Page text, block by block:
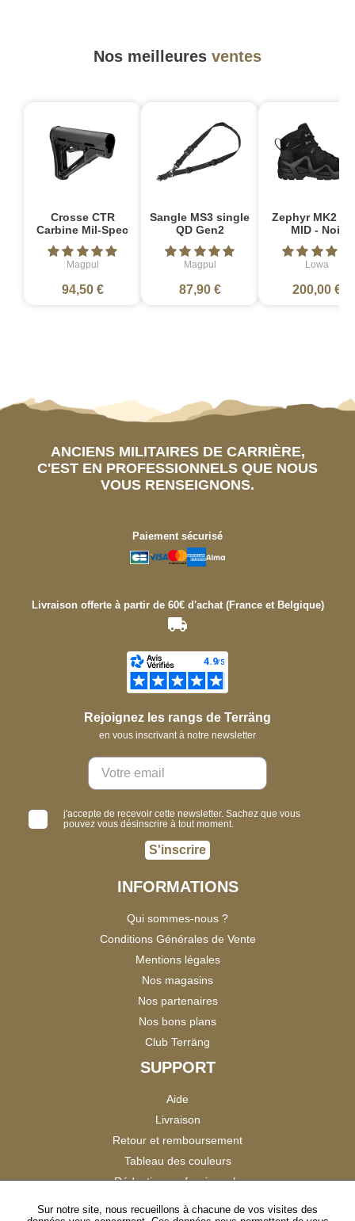
Nos meilleures ventes
Crosse CTR
Carbine Mil-Spec
Magpul
94,50 €
Sangle MS3 single
QD Gen2
Magpul
87,90 €
Zephyr MK2
MID - Noir
Lowa
200,00 €
ANCIENS MILITAIRES DE CARRIÈRE,
C'EST EN PROFESSIONNELS QUE NOUS
VOUS RENSEIGNONS.
Paiement sécurisé
Livraison offerte à partir de 60€ d'achat (France et Belgique)
Rejoignez les rangs de Terräng
en vous inscrivant à notre newsletter
j'accepte de recevoir cette newsletter. Sachez que vous
pouvez vous désinscrire à tout moment.
S'inscrire
INFORMATIONS
Qui sommes-nous ?
Conditions Générales de Vente
Mentions légales
Nos magasins
Nos partenaires
Nos bons plans
Club Terräng
SUPPORT
Aide
Livraison
Retour et remboursement
Tableau des couleurs
Réduction professionnels
Catalogues
Sur notre site, nous recueillons à chacune de vos visites des